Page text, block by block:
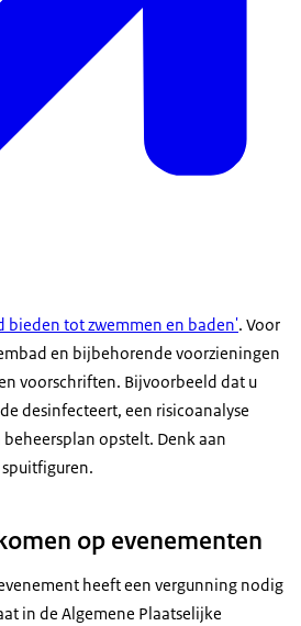
bieden tot zwemmen en baden'. Voor
en bijbehorende voorzieningen
voorschriften. Bijvoorbeeld dat u
desinfecteert, een risicoanalyse
opstelt. Denk aan
op evenementen
heeft een vergunning nodig
in de Algemene Plaatselijke